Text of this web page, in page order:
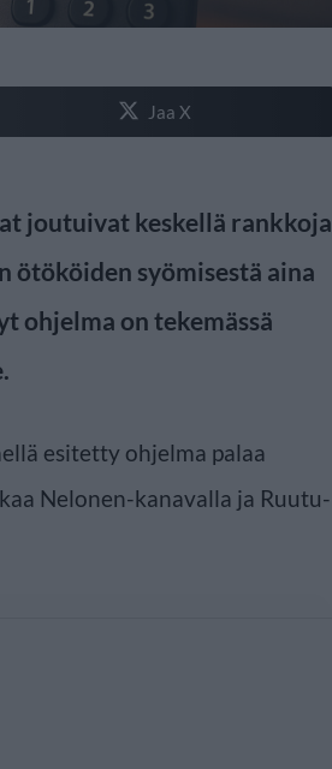
Jaa X
joutuivat keskellä rankkoja
ötököiden syömisestä aina
ohjelma on tekemässä
esitetty ohjelma palaa
Nelonen-kanavalla ja Ruutu-